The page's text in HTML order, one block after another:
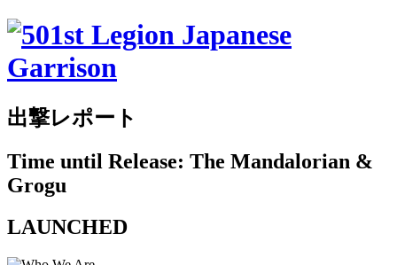
出撃レポート
Time until Release: The Mandalorian &
Grogu
LAUNCHED